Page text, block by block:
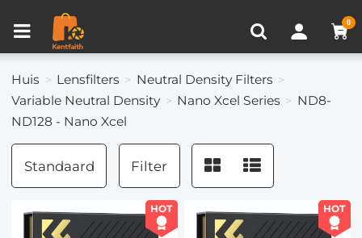
0
Huis Lensfilters
Neutral Density Filters
Variable Neutral Density
Nano Xcel Series
ND8-
ND128 - Nano Xcel
Standaard Filter
HOT HOT